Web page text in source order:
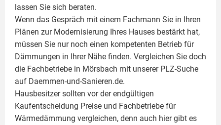
lassen Sie sich beraten.
Wenn das Gespräch mit einem Fachmann Sie in Ihren
Plänen zur Modernisierung Ihres Hauses bestärkt hat,
müssen Sie nur noch einen kompetenten Betrieb für
Dämmungen in Ihrer Nähe finden. Vergleichen Sie doch
die Fachbetriebe in Mörsbach mit unserer PLZ-Suche
auf Daemmen-und-Sanieren.de.
Hausbesitzer sollten vor der endgültigen
Kaufentscheidung Preise und Fachbetriebe für
Wärmedämmung vergleichen, denn auch hier gibt es